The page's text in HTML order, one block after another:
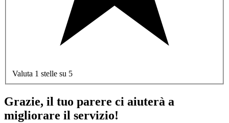
Valuta 1 stelle su 5
Grazie, il tuo parere ci aiuterà a
migliorare il servizio!